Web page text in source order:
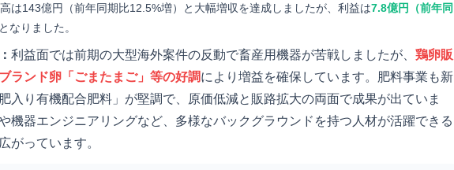
は143億円（前年同期比12.5%増）と大幅増収を達成しましたが、利益は7.8億円（前年同
となりました。
利益面では前期の大型海外案件の反動で畜産用機器が苦戦しましたが、 鶏卵販
ランド卵「ごまたまご」等の好調により増益を確保しています。肥料事業も新
入り有機配合肥料」が堅調で、原価低減と販路拡大の両面で成果が出ていま
機器エンジニアリングなど、多様なバックグラウンドを持つ人材が活躍できる
がっています。